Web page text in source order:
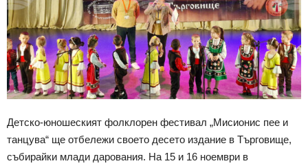
Детско-юношеският фолклорен фестивал „Мисионис пее и
танцува“ ще отбележи своето десето издание в Търговище,
събирайки млади дарования. На 15 и 16 ноември в